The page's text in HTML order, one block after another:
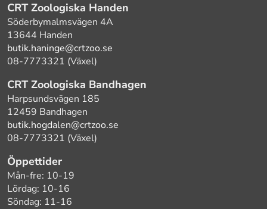
CRT Zoologiska Handen
Söderbymalmsvägen 4A
13644 Handen
butik.haninge@crtzoo.se
08-7773321 (Växel)
CRT Zoologiska Bandhagen
Harpsundsvägen 185
12459 Bandhagen
butik.hogdalen@crtzoo.se
08-7773321 (Växel)
Öppettider
Mån-fre: 10-19
Lördag: 10-16
Söndag: 11-16